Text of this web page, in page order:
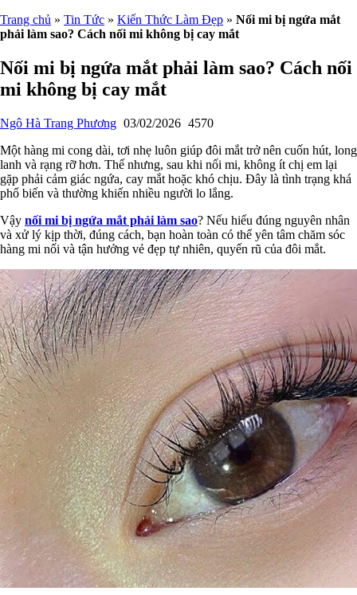
Trang chủ » Tin Tức » Kiến Thức Làm Đẹp » Nối mi bị ngứa mắt
phải làm sao? Cách nối mi không bị cay mắt
Nối mi bị ngứa mắt phải làm sao? Cách nối
mi không bị cay mắt
Ngô Hà Trang Phương 03/02/2026 4570
Một hàng mi cong dài, tơi nhẹ luôn giúp đôi mắt trở nên cuốn hút, long
lanh và rạng rỡ hơn. Thế nhưng, sau khi nối mi, không ít chị em lại
gặp phải cảm giác ngứa, cay mắt hoặc khó chịu. Đây là tình trạng khá
phổ biến và thường khiến nhiều người lo lắng.
Vậy nối mi bị ngứa mắt phải làm sao? Nếu hiểu đúng nguyên nhân
và xử lý kịp thời, đúng cách, bạn hoàn toàn có thể yên tâm chăm sóc
hàng mi nối và tận hưởng vẻ đẹp tự nhiên, quyến rũ của đôi mắt.